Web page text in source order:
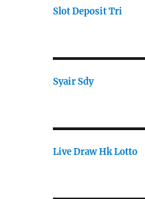
Slot Deposit Tri
Syair Sdy
Live Draw Hk Lotto